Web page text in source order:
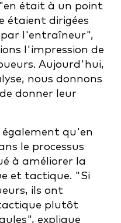
était à un point
étaient dirigées
l'entraîneur",
l'impression de
Aujourd'hui,
nous donnons
donner leur
également qu'en
le processus
à améliorer la
et tactique. "Si
ils ont
plutôt
explique